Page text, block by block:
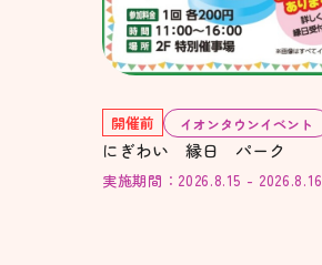
開催前 イオンタウンイベント
にぎわい 縁日 パーク
実施期間：2026.8.15 - 2026.8.16